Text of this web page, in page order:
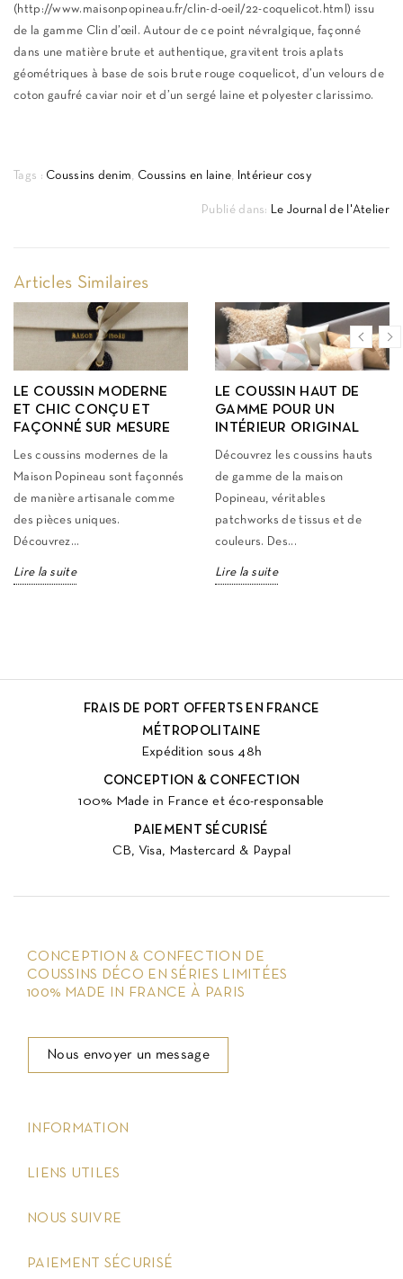
(http://www.maisonpopineau.fr/clin-d-oeil/22-coquelicot.html) issu
de la gamme Clin d’œil. Autour de ce point névralgique, façonné
dans une matière brute et authentique, gravitent trois aplats
géométriques à base de sois brute rouge coquelicot, d’un velours de
coton gaufré caviar noir et d’un sergé laine et polyester clarissimo.
Tags : Coussins denim, Coussins en laine, Intérieur cosy
Publié dans: Le Journal de l'Atelier
Articles Similaires
LE COUSSIN MODERNE
ET CHIC CONÇU ET
FAÇONNÉ SUR MESURE
Les coussins modernes de la
Maison Popineau sont façonnés
de manière artisanale comme
des pièces uniques.
Découvrez...
Lire la suite
LE COUSSIN HAUT DE
GAMME POUR UN
INTÉRIEUR ORIGINAL
Découvrez les coussins hauts
de gamme de la maison
Popineau, véritables
patchworks de tissus et de
couleurs. Des...
Lire la suite
FRAIS DE PORT OFFERTS EN FRANCE
MÉTROPOLITAINE
Expédition sous 48h
CONCEPTION & CONFECTION
100% Made in France et éco-responsable
PAIEMENT SÉCURISÉ
CB, Visa, Mastercard & Paypal
CONCEPTION & CONFECTION DE
COUSSINS DÉCO EN SÉRIES LIMITÉES
100% MADE IN FRANCE À PARIS
Nous envoyer un message
INFORMATION
LIENS UTILES
NOUS SUIVRE
PAIEMENT SÉCURISÉ